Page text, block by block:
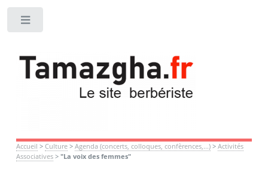
Accueil > Culture> Agenda (concerts, colloques, confèrences,...)> Activités
Associatives> "La voix des femmes"